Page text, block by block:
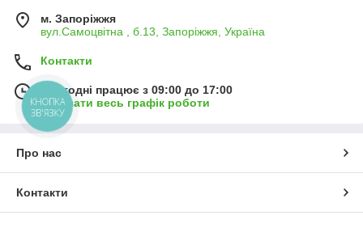
м. Запоріжжя
вул.Самоцвітна , б.13, Запоріжжя, Україна
Контакти
Сьогодні працює з 09:00 до 17:00
Показати весь графік роботи
Про нас
Контакти
КНОПКА
ЗВ'ЯЗКУ